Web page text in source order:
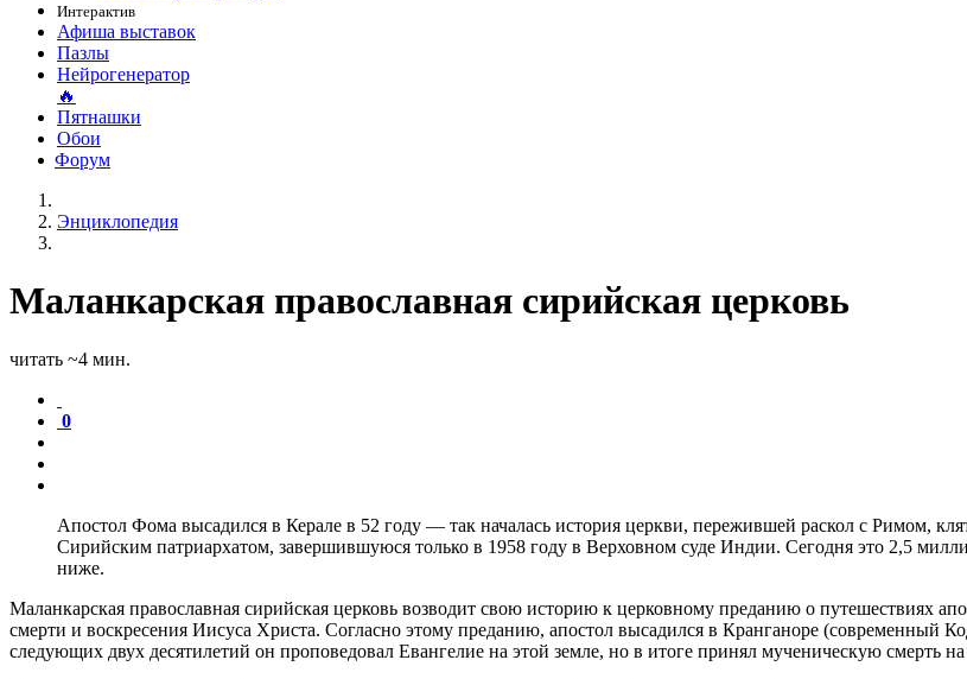
Интерактив
Афиша выставок
Пазлы
Нейрогенератор
🔥
Пятнашки
Обои
Форум
Энциклопедия
Маланкарская православная сирийская церковь
читать ~4 мин.
0
Апостол Фома высадился в Керале в 52 году — так началась история церкви, пережившей раскол с Римом,
Сирийским патриархатом, завершившуюся только в 1958 году в Верховном суде Индии. Сегодня это 2,5
ниже.
Маланкарская православная сирийская церковь возводит свою историю к церковному преданию о путешествиях
смерти и воскресения Иисуса Христа. Согласно этому преданию, апостол высадился в Кранганоре (современный
следующих двух десятилетий он проповедовал Евангелие на этой земле, но в итоге принял мученическую смерть